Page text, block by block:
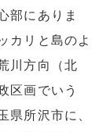
部にありま
カリと島のよ
川方向（北
区画でいう
県所沢市に、